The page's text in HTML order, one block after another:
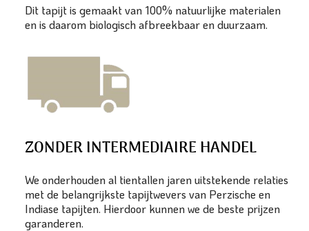
Dit tapijt is gemaakt van 100% natuurlijke materialen
en is daarom biologisch afbreekbaar en duurzaam.
ZONDER INTERMEDIAIRE HANDEL
We onderhouden al tientallen jaren uitstekende relaties
met de belangrijkste tapijtwevers van Perzische en
Indiase tapijten. Hierdoor kunnen we de beste prijzen
garanderen.